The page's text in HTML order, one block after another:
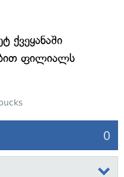
ქვეყანაში
ფილიალს
0